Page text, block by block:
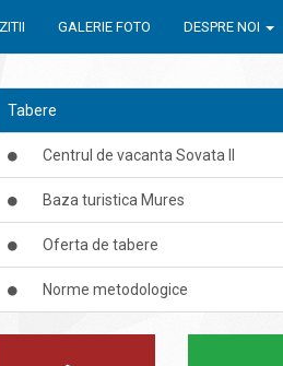
GALERIE FOTO DESPRE NOI
Tabere
Centrul de vacanta Sovata II
Baza turistica Mures
Oferta de tabere
Norme metodologice